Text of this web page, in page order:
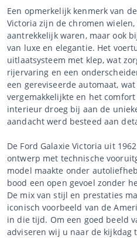
Een opmerkelijk kenmerk van
Victoria zijn de chromen
aantrekkelijk waren, maar ook
van luxe en elegantie. Het
uitlaatsysteem met klep, wat
rijervaring en een
een gereviseerde automaat,
vergemakkelijkte en het
interieur droeg bij aan de
aandacht werd besteed aan
De Ford Galaxie Victoria uit
ontwerp met technische
model maakte onder
bood een open gevoel zonder
De mix van stijl en prestaties
iconisch voorbeeld van de
in die tijd. Om een goed beeld
adviseren wij u naar de kijkdag